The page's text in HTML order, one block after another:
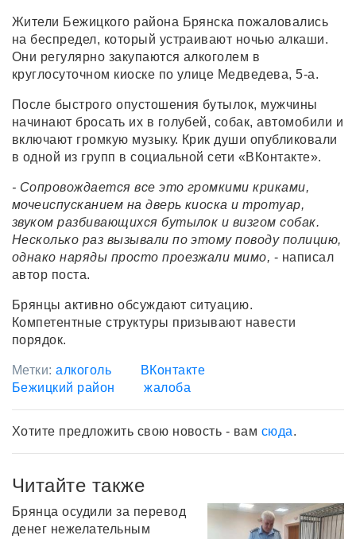
Жители Бежицкого района Брянска пожаловались
на беспредел, который устраивают ночью алкаши.
Они регулярно закупаются алкоголем в
круглосуточном киоске по улице Медведева, 5-а.
После быстрого опустошения бутылок, мужчины
начинают бросать их в голубей, собак, автомобили и
включают громкую музыку. Крик души опубликовали
в одной из групп в социальной сети «ВКонтакте».
- Сопровождается все это громкими криками,
мочеиспусканием на дверь киоска и тротуар,
звуком разбивающихся бутылок и визгом собак.
Несколько раз вызывали по этому поводу полицию,
однако наряды просто проезжали мимо, - написал
автор поста.
Брянцы активно обсуждают ситуацию.
Компетентные структуры призывают навести
порядок.
Метки:алкоголь
ВКонтакте
Бежицкий район
жалоба
Хотите предложить свою новость - вам сюда.
Читайте также
Брянца осудили за перевод
денег нежелательным